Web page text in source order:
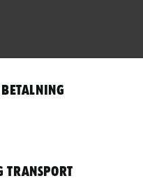
betalning
transport